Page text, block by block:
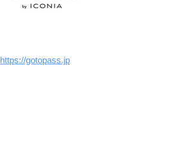
https://gotopass.jp